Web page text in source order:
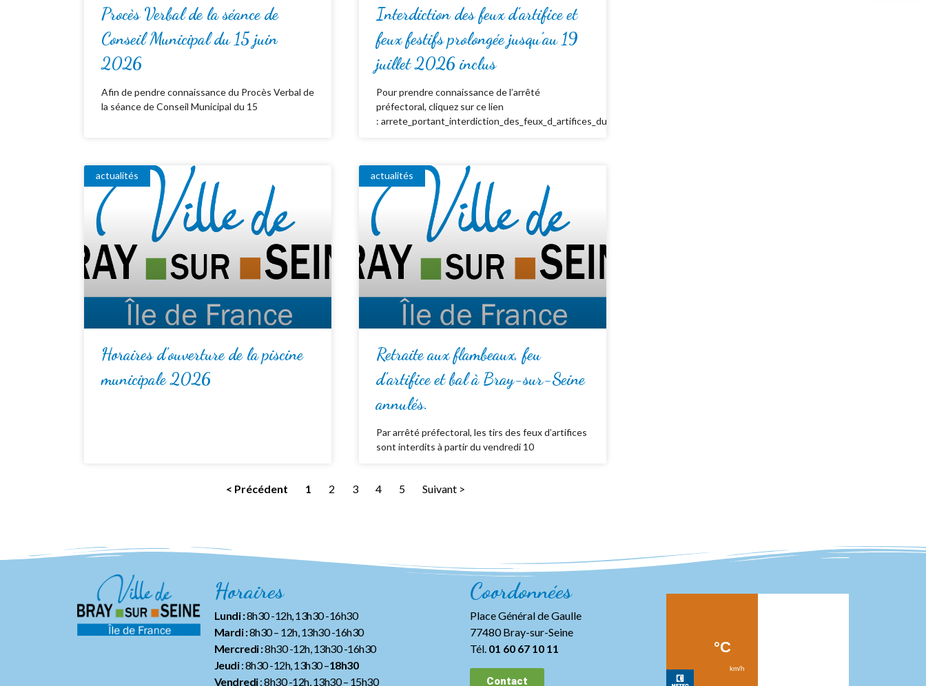
Procès Verbal de la séance de
Conseil Municipal du 15 juin
2026
Afin de pendre connaissance du Procès Verbal de
la séance de Conseil Municipal du 15
Interdiction des feux d’artifice et
feux festifs prolongée jusqu’au 19
juillet 2026 inclus
Pour prendre connaissance de l’arrêté
préfectoral, cliquez sur ce lien
: arrete_portant_interdiction_des_feux_d_artifices_du_15_au_19_juillet_2026
actualités
Horaires d’ouverture de la piscine
municipale 2026
actualités
Retraite aux flambeaux, feu
d’artifice et bal à Bray-sur-Seine
annulés.
Par arrêté préfectoral, les tirs des feux d’artifices
sont interdits à partir du vendredi 10
< Précédent 1 2 3 4 5 Suivant >
Horaires
Lundi :8h30 -12h, 13h30 -16h30
Mardi :8h30 – 12h, 13h30 -16h30
Mercredi :8h30 -12h, 13h30 -16h30
Jeudi: 8h30 -12h, 13h30 –18h30
Vendredi: 8h30 -12h, 13h30– 15h30
Coordonnées
Place Général de Gaulle
77480 Bray-sur-Seine
Tél. 01 60 67 10 11
Contact